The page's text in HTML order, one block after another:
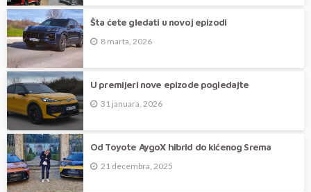
Šta ćete gledati u novoj epizodi
8 marta, 2026
U premijeri nove epizode pogledajte
31 januara, 2026
Od Toyote AygoX hibrid do kićenog Srema
21 decembra, 2025